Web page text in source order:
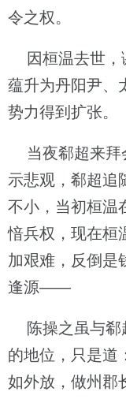
令之权。
因桓温去世，
蕴升为丹阳尹、
势力得到扩张。
当夜郗超来拜
示悲观，郗超追
不小，当初桓温
愔兵权，现在桓
加艰难，反倒是
逢源——
陈操之虽与郗
的地位，只是道
如外放，做州郡